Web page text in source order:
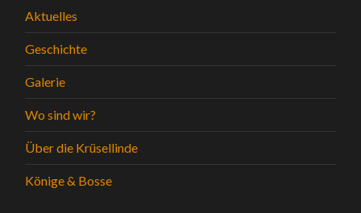
Aktuelles
Geschichte
Galerie
Wo sind wir?
Über die Krüsellinde
Könige & Bosse